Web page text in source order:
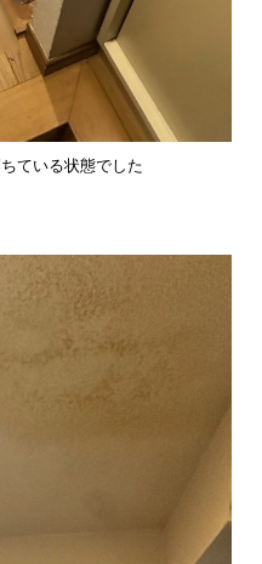
ている状態でした